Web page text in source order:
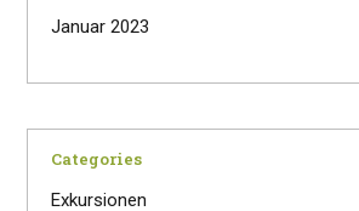
Januar 2023
Categories
Exkursionen